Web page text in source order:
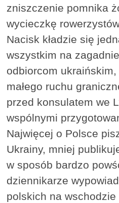
zniszczenie pomnika
wycieczkę
Nacisk kładzie się
wszystkim na
odbiorcom
małego ruchu
przed konsulatem we
wspólnymi
Najwięcej o Polsce
Ukrainy, mniej
w sposób bardzo
dziennikarze
polskich na wschodzie